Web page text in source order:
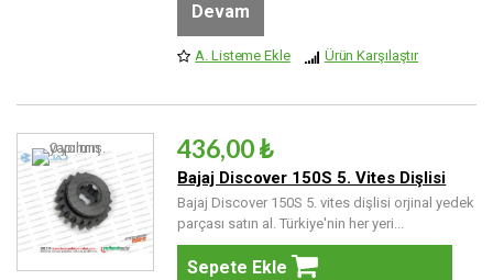
Devam
A. Listeme Ekle Ürün Karşılaştır
436,00 ₺
Bajaj Discover 150S 5. Vites Dişlisi
Bajaj Discover 150S 5. vites dişlisi orjinal yedek
parçası satın al. Türkiye'nin her yeri...
Sepete Ekle